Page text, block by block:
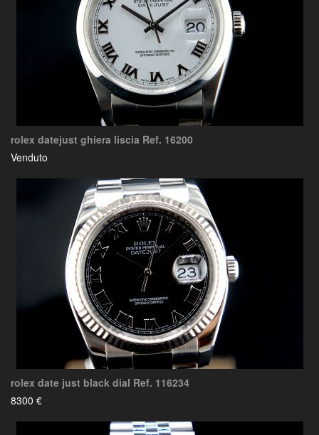
rolex datejust ghiera liscia Ref. 16200
Venduto
rolex date just black dial Ref. 116234
8300 €